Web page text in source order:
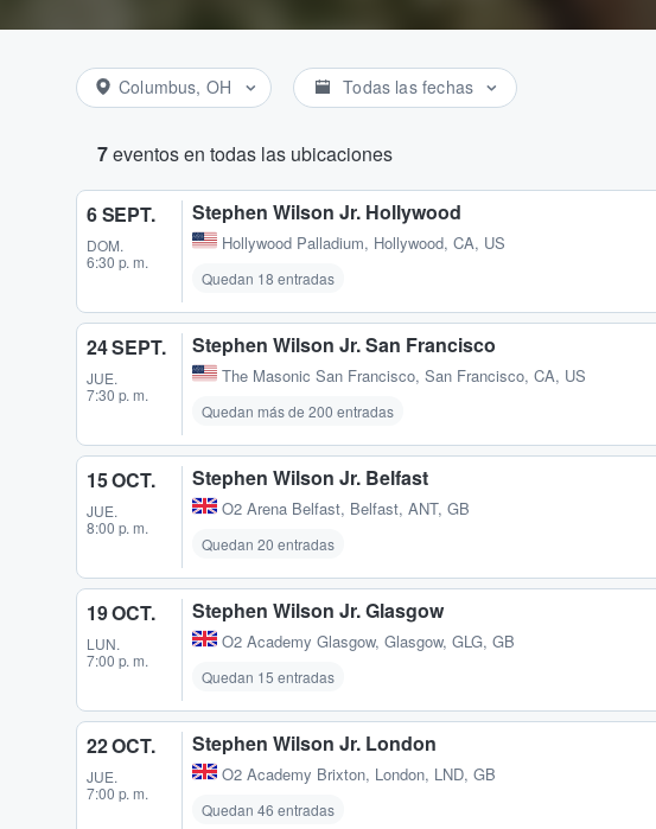
Columbus, OH Todas las fechas
7eventos en todas las ubicaciones
6 SEPT.
DOM.
6:30 p. m.
Stephen Wilson Jr. Hollywood
Hollywood Palladium, Hollywood, CA, US
Quedan 18 entradas
24 SEPT.
JUE.
7:30 p. m.
Stephen Wilson Jr. San Francisco
The Masonic San Francisco, San Francisco, CA, US
Quedan más de 200 entradas
15 OCT.
JUE.
8:00 p. m.
Stephen Wilson Jr. Belfast
O2 Arena Belfast, Belfast, ANT, GB
Quedan 20 entradas
19 OCT.
LUN.
7:00 p. m.
Stephen Wilson Jr. Glasgow
O2 Academy Glasgow, Glasgow, GLG, GB
Quedan 15 entradas
22 OCT.
JUE.
7:00 p. m.
Stephen Wilson Jr. London
O2 Academy Brixton, London, LND, GB
Quedan 46 entradas